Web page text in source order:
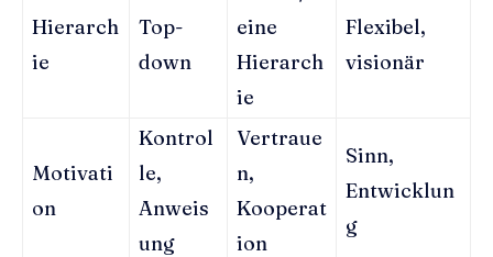
Hierarch
ie
Top-
down
eine
Hierarch
ie
Flexibel,
visionär
Motivati
on
Kontrol
le,
Anweis
ung
Vertraue
n,
Kooperat
ion
Sinn,
Entwicklun
g